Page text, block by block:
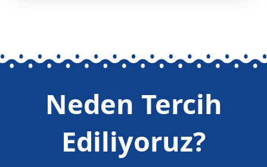
Neden Tercih
Ediliyoruz?